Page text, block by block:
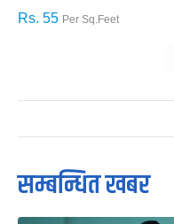
Rs. 55 Per Sq.Feet
सम्बन्धित खबर